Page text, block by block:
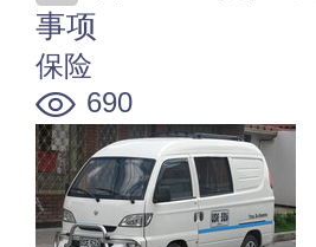
事项
保险
690